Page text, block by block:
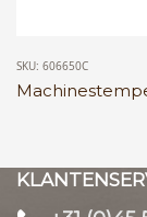
SKU: 606650C